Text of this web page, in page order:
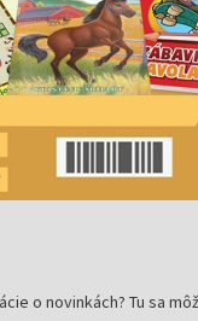
o novinkách? Tu sa